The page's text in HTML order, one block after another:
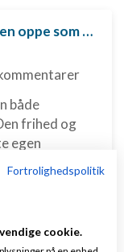
Hvordan holder man gejsten oppe som ny iværksætter?
både
frihed og
egen
Fortrolighedspolitik
cookie.